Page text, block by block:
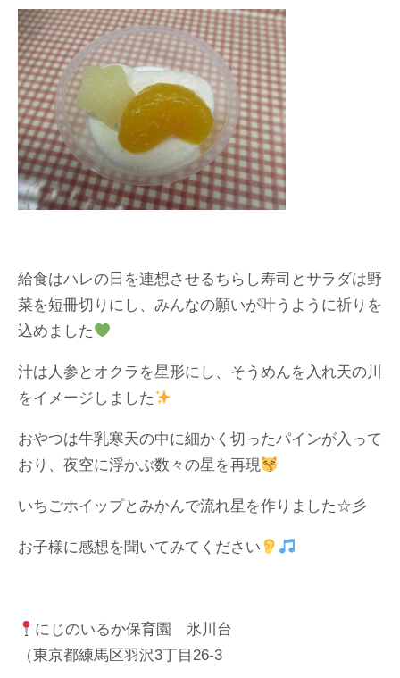
給食はハレの日を連想させるちらし寿司とサラダは野
菜を短冊切りにし、みんなの願いが叶うように祈りを
込めました
汁は人参とオクラを星形にし、そうめんを入れ天の川
をイメージしました
おやつは牛乳寒天の中に細かく切ったパインが入って
おり、夜空に浮かぶ数々の星を再現
いちごホイップとみかんで流れ星を作りました☆彡
お子様に感想を聞いてみてください
にじのいるか保育園 氷川台
（東京都練馬区羽沢3丁目26-3